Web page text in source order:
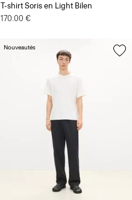
T-shirt Soris en Light Bilen
170.00 €
Nouveautés